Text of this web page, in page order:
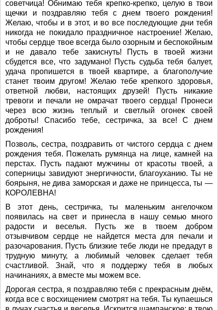
советчица! Обнимаю тебя крепко-крепко, целую в твои
щечки и поздравляю тебя с днем твоего рождения!
Желаю, чтобы и в этот, и во все последующие дни тебя
никогда не покидало праздничное настроение! Желаю,
чтобы сердце твое всегда было озорным и беспокойным
и не давало тебе закиснуть! Пусть в твоей жизни
сбудется все, что задумано! Пусть судьба тебя балует,
удача пропишется в твоей квартире, а благополучие
станет твоим другом! Желаю тебе крепкого здоровья,
ответной любви, настоящих друзей! Пусть никакие
тревоги и печали не омрачат твоего сердца! Пронеси
через всю жизнь теплый и светлый огонек своей
доброты! Спасибо тебе, сестричка, за все! С днем
рождения!
Позволь, сестра, поздравить от чистого сердца с днем
рождения тебя. Пожелать румянца на лице, камней на
перстах. Пусть падают мужчины от красоты твоей, а
соперницы завидуют энергичности, благоуханию. Ты не
боярыня, не дива заморская и даже не принцесса, ты —
КОРОЛЕВНА!
В этот день, сестричка, ты маленьким ангелочком
появилась на свет и принесла в нашу семью много
радости и веселья. Пусть же в твоем добром
отзывчивом сердце не найдется места для печали и
разочарования. Пусть близкие тебе люди не предадут в
трудную минуту, а любимый человек сделает тебя
счастливой. Знай, что я поддержу тебя в любых
начинаниях, а вместе мы можем все.
Дорогая сестра, я поздравляю тебя с прекрасным днём,
когда все с восхищением смотрят на тебя. Ты купаешься